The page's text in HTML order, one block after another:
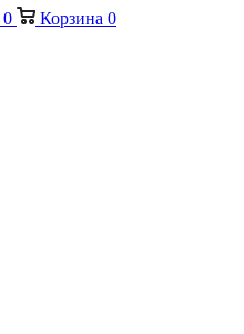
0 Корзина 0